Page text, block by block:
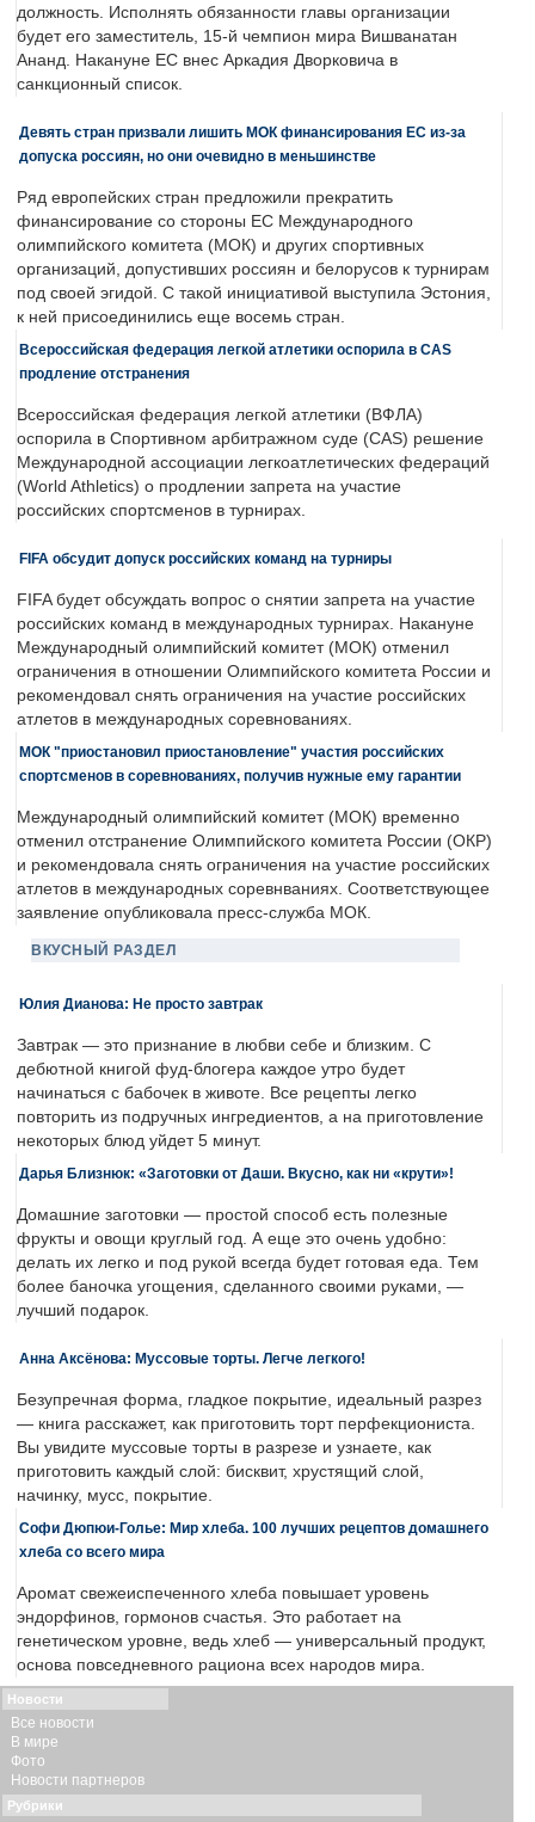
должность. Исполнять обязанности главы организации
будет его заместитель, 15-й чемпион мира Вишванатан
Ананд. Накануне ЕС внес Аркадия Дворковича в
санкционный список.
Девять стран призвали лишить МОК финансирования ЕС из-за
допуска россиян, но они очевидно в меньшинстве
Ряд европейских стран предложили прекратить
финансирование со стороны ЕС Международного
олимпийского комитета (МОК) и других спортивных
организаций, допустивших россиян и белорусов к турнирам
под своей эгидой. С такой инициативой выступила Эстония,
к ней присоединились еще восемь стран.
Всероссийская федерация легкой атлетики оспорила в CAS
продление отстранения
Всероссийская федерация легкой атлетики (ВФЛА)
оспорила в Спортивном арбитражном суде (CAS) решение
Международной ассоциации легкоатлетических федераций
(World Athletics) о продлении запрета на участие
российских спортсменов в турнирах.
FIFA обсудит допуск российских команд на турниры
FIFA будет обсуждать вопрос о снятии запрета на участие
российских команд в международных турнирах. Накануне
Международный олимпийский комитет (МОК) отменил
ограничения в отношении Олимпийского комитета России и
рекомендовал снять ограничения на участие российских
атлетов в международных соревнованиях.
МОК "приостановил приостановление" участия российских
спортсменов в соревнованиях, получив нужные ему гарантии
Международный олимпийский комитет (МОК) временно
отменил отстранение Олимпийского комитета России (ОКР)
и рекомендовала снять ограничения на участие российских
атлетов в международных соревнваниях. Соответствующее
заявление опубликовала пресс-служба МОК.
ВКУСНЫЙ РАЗДЕЛ
Юлия Дианова: Не просто завтрак
Завтрак — это признание в любви себе и близким. С
дебютной книгой фуд-блогера каждое утро будет
начинаться с бабочек в животе. Все рецепты легко
повторить из подручных ингредиентов, а на приготовление
некоторых блюд уйдет 5 минут.
Дарья Близнюк: «Заготовки от Даши. Вкусно, как ни «крути»!
Домашние заготовки — простой способ есть полезные
фрукты и овощи круглый год. А еще это очень удобно:
делать их легко и под рукой всегда будет готовая еда. Тем
более баночка угощения, сделанного своими руками, —
лучший подарок.
Анна Аксёнова: Муссовые торты. Легче легкого!
Безупречная форма, гладкое покрытие, идеальный разрез
— книга расскажет, как приготовить торт перфекциониста.
Вы увидите муссовые торты в разрезе и узнаете, как
приготовить каждый слой: бисквит, хрустящий слой,
начинку, мусс, покрытие.
Софи Дюпюи-Голье: Мир хлеба. 100 лучших рецептов домашнего
хлеба со всего мира
Аромат свежеиспеченного хлеба повышает уровень
эндорфинов, гормонов счастья. Это работает на
генетическом уровне, ведь хлеб — универсальный продукт,
основа повседневного рациона всех народов мира.
Новости
Все новости
В мире
Фото
Новости партнеров
Рубрики